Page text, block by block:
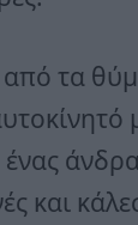
τα
και